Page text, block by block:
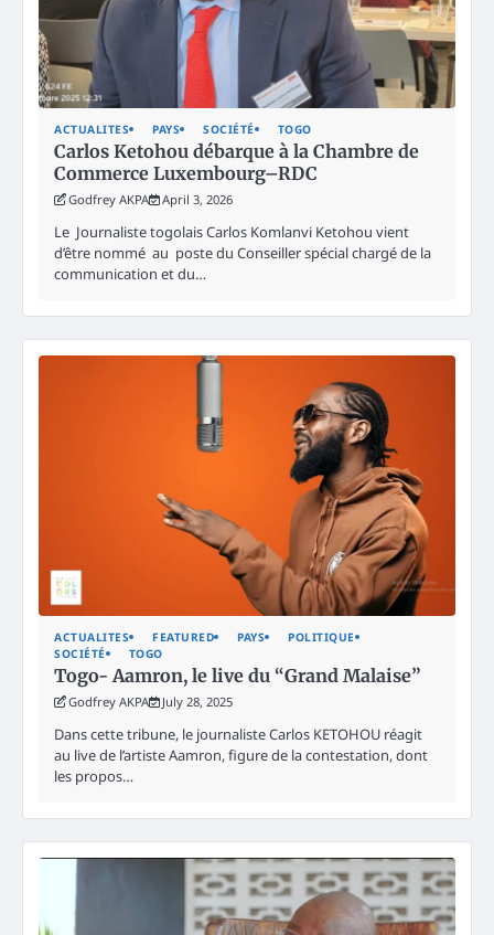
ACTUALITES PAYS SOCIÉTÉ TOGO
Carlos Ketohou débarque à la Chambre de
Commerce Luxembourg–RDC
Godfrey AKPA April 3, 2026
Le Journaliste togolais Carlos Komlanvi Ketohou vient
d’être nommé au poste du Conseiller spécial chargé de la
communication et du…
ACTUALITES FEATURED PAYS
POLITIQUE
SOCIÉTÉ
TOGO
Togo- Aamron, le live du “Grand Malaise”
Godfrey AKPA July 28, 2025
Dans cette tribune, le journaliste Carlos KETOHOU réagit
au live de l’artiste Aamron, figure de la contestation, dont
les propos…